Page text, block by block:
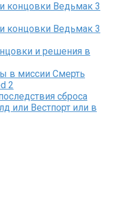
концовки Ведьмак 3
концовки Ведьмак 3
и решения в
в миссии Смерть
2
сброса
или Вестпорт или в